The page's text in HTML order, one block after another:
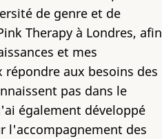
de genre et de
Therapy à Londres, afin
et mes
aux besoins des
pas dans le
également développé
l'accompagnement des